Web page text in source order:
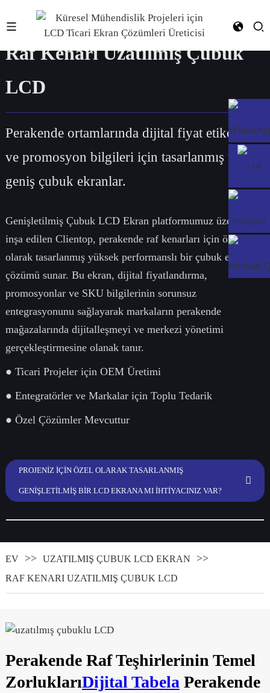
Raf Kenarı Uzatılmış Çubuk
LCD
Perakende ortamlarında dijital fiyat etiketleri
ve promosyon bilgileri için tasarlanmış ultra
geniş çubuk ekranlar.
Genişletilmiş Çubuk LCD Ekran platformumuz üzerine
inşa edilen Clientop, perakende raf kenarları için özel
olarak tasarlanmış yüksek performanslı bir çubuk ekran
çözümü sunar. Bu ekran, dijital fiyatlandırma,
promosyonlar ve SKU bilgilerinin sorunsuz
entegrasyonunu sağlayarak markaların perakende
mağazalarında dijitalleşmeyi ve merkezi yönetimi
gerçekleştirmesine olanak tanır.
● Ticari Projeler için OEM Üretimi
● Entegratörler ve Markalar için Toplu Tedarik
● Özel Çözümler Mevcuttur
PROJENIZ IÇIN ÖZEL OLARAK TASARLANMIŞ
GENIŞLETILMIŞ BIR LCD EKRANA MI IHTIYACINIZ VAR?
EV
UZATILMIŞ ÇUBUK LCD EKRAN
RAF KENARI UZATILMIŞ ÇUBUK LCD
Perakende Raf Teşhirlerinin Temel
ZorluklarıDijital Tabela Perakende